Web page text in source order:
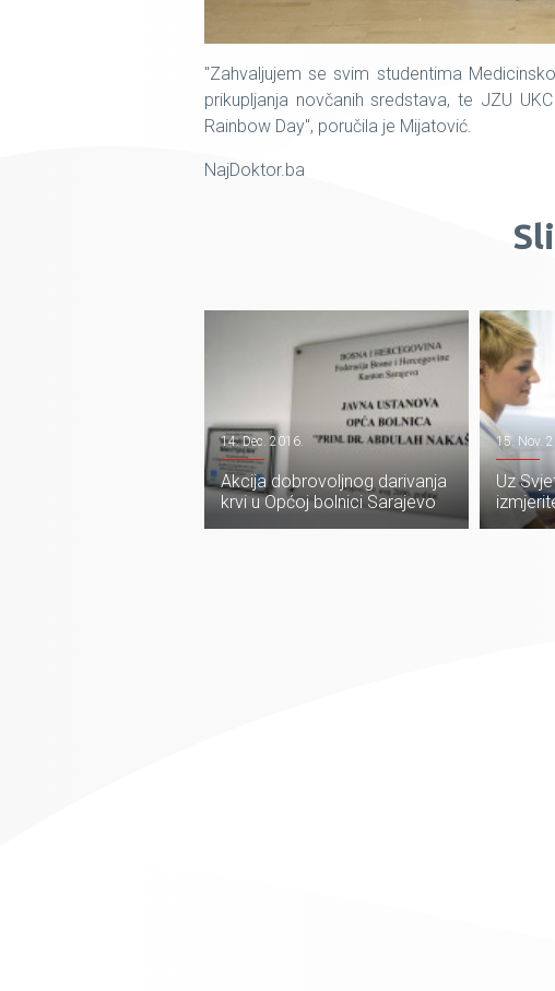
"Zahvaljujem se svim studentima
prikupljanja novčanih sredstava, te JZU
Rainbow Day", poručila je Mijatović.
NajDoktor.ba
14. Dec. 2016.
Akcija dobrovoljnog darivanja
krvi u Općoj bolnici Sarajevo
15. Nov.
Uz